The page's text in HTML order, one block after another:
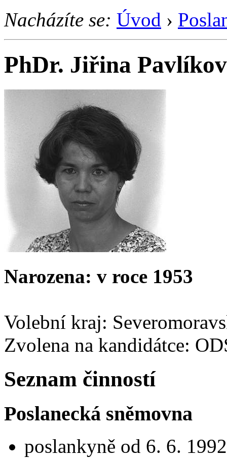
Nacházíte se: Úvod ›
PhDr. Jiřina
Narozena: v roce 1953
Volební kraj:
Zvolena na kandidátce:
Seznam činností
Poslanecká sněmovna
poslankyně od 6. 6.